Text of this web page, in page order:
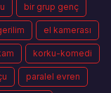
bir grup genç
el kamerası
korku-komedi
paralel evren